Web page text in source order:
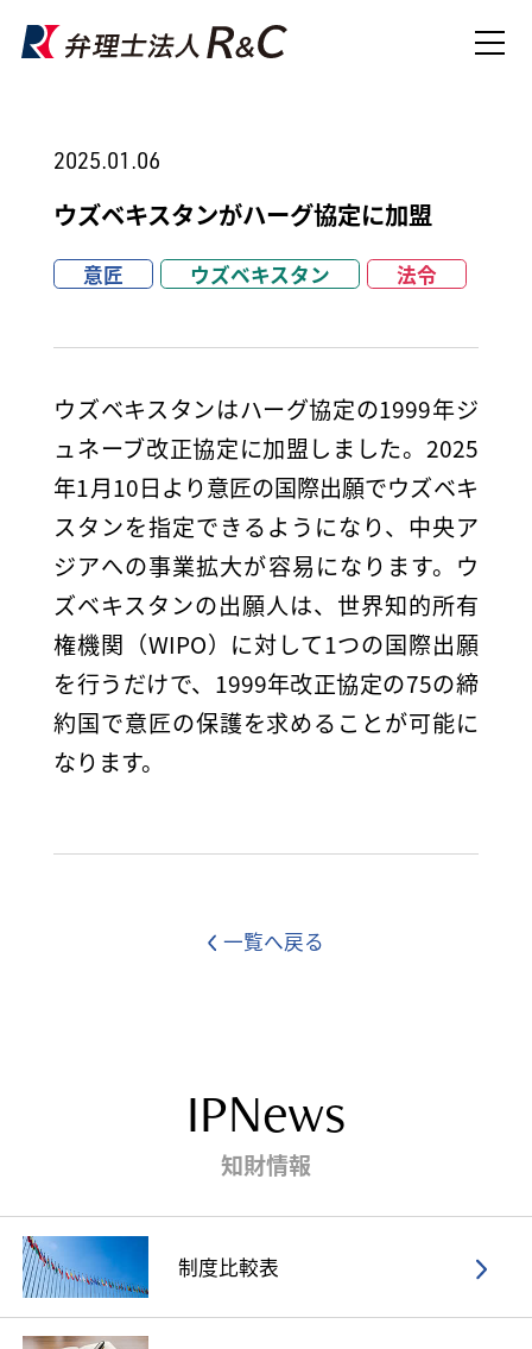
2025.01.06
ウズベキスタンがハーグ協定に加盟
意匠 ウズベキスタン 法令
ウズベキスタンはハーグ協定の1999年ジ
ュネーブ改正協定に加盟しました。2025
年1月10日より意匠の国際出願でウズベキ
スタンを指定できるようになり、中央ア
ジアへの事業拡大が容易になります。ウ
ズベキスタンの出願人は、世界知的所有
権機関（WIPO）に対して1つの国際出願
を行うだけで、1999年改正協定の75の締
約国で意匠の保護を求めることが可能に
なります。
一覧へ戻る
IPNews
知財情報
制度比較表